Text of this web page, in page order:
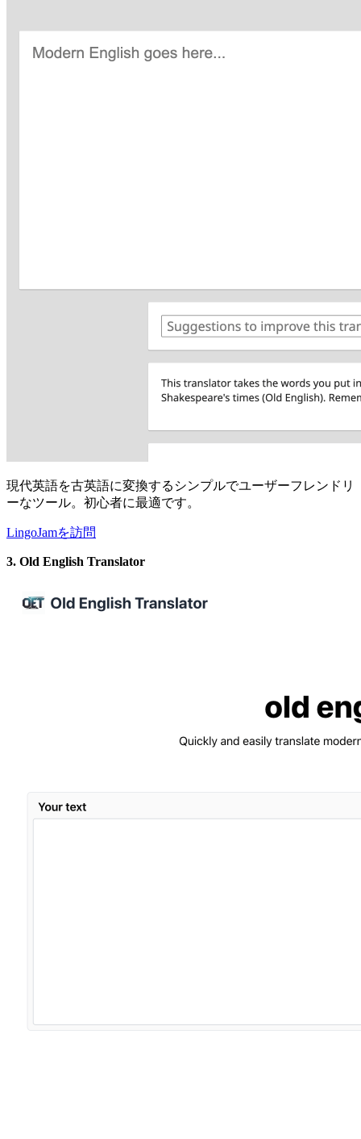
現代英語を古英語に変換するシンプルでユーザーフレンドリ
ーなツール。初心者に最適です。
LingoJamを訪問
3. Old English Translator